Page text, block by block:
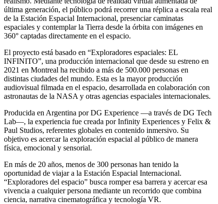
última generación, el público podrá recorrer una réplica a escala real
de la Estación Espacial Internacional, presenciar caminatas
espaciales y contemplar la Tierra desde la órbita con imágenes en
360° captadas directamente en el espacio.
El proyecto está basado en “Exploradores espaciales: EL
INFINITO”, una producción internacional que desde su estreno en
2021 en Montreal ha recibido a más de 500.000 personas en
distintas ciudades del mundo. Esta es la mayor producción
audiovisual filmada en el espacio, desarrollada en colaboración con
astronautas de la NASA y otras agencias espaciales internacionales.
Producida en Argentina por DG Experience —a través de DG Tech
Lab—, la experiencia fue creada por Infinity Experiences y Felix &
Paul Studios, referentes globales en contenido inmersivo. Su
objetivo es acercar la exploración espacial al público de manera
física, emocional y sensorial.
En más de 20 años, menos de 300 personas han tenido la
oportunidad de viajar a la Estación Espacial Internacional.
“Exploradores del espacio” busca romper esa barrera y acercar esa
vivencia a cualquier persona mediante un recorrido que combina
ciencia, narrativa cinematográfica y tecnología VR.